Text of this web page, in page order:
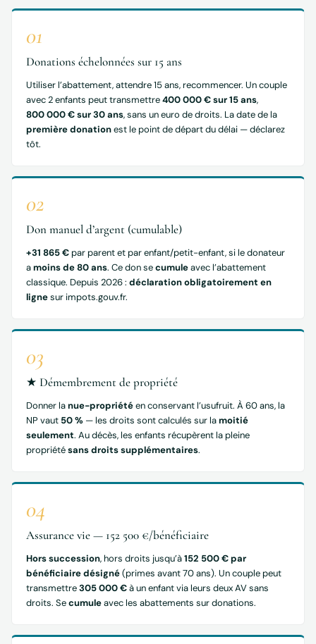
01
Donations échelonnées sur 15 ans
Utiliser l’abattement, attendre 15 ans, recommencer. Un couple
avec 2 enfants peut transmettre400 000 € sur 15 ans,
800 000 € sur 30 ans, sans un euro de droits. La date de la
première donationest le point de départ du délai — déclarez
tôt.
02
Don manuel d’argent (cumulable)
+31 865 €par parent et par enfant/petit-enfant, si le donateur
amoins de 80 ans. Ce don secumuleavec l’abattement
classique. Depuis 2026 : déclaration obligatoirement en
lignesur impots.gouv.fr.
03
★ Démembrement de propriété
Donner lanue-propriétéen conservant l’usufruit. À 60 ans, la
NP vaut 50 % — les droits sont calculés sur lamoitié
seulement. Au décès, les enfants récupèrent la pleine
propriétésans droits supplémentaires.
04
Assurance vie — 152 500 €/bénéficiaire
Hors succession, hors droits jusqu’à152 500 € par
bénéficiaire désigné(primes avant 70 ans). Un couple peut
transmettre305 000 €à un enfant via leurs deux AV sans
droits. Secumuleavec les abattements sur donations.